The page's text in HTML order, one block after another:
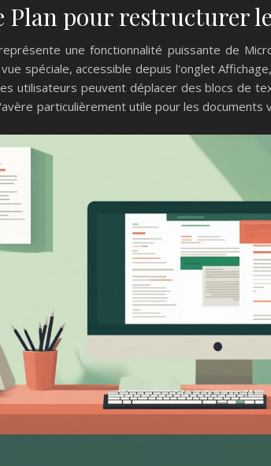
Plan pour restructurer
une fonctionnalité puissante de
spéciale, accessible depuis l'onglet
utilisateurs peuvent déplacer des blocs de
particulièrement utile pour les documents